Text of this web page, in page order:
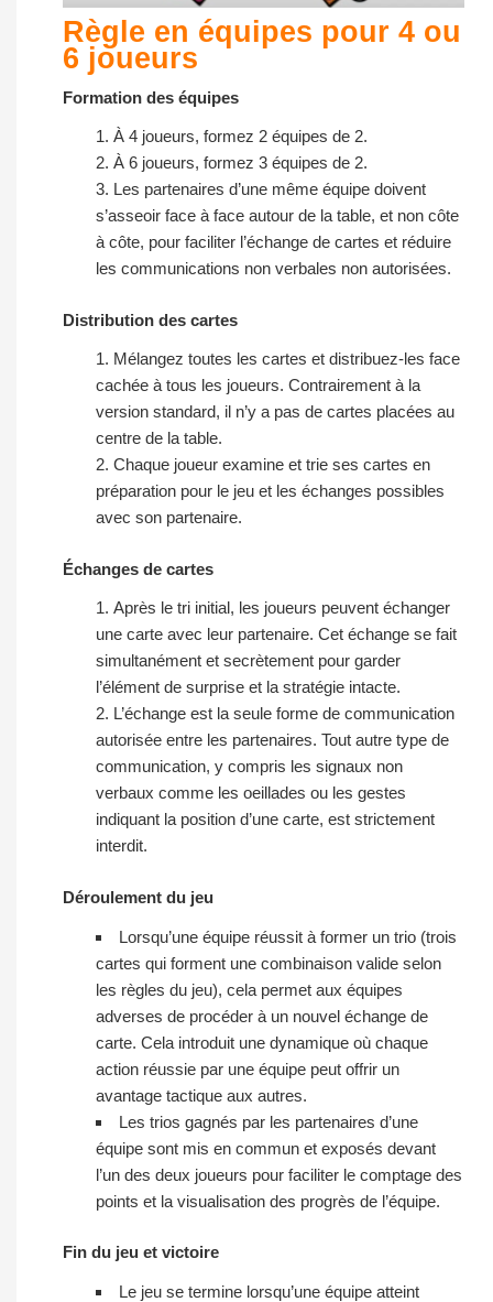
Règle en équipes pour 4 ou
6 joueurs
Formation des équipes
À 4 joueurs, formez 2 équipes de 2.
À 6 joueurs, formez 3 équipes de 2.
Les partenaires d’une même équipe doivent
s’asseoir face à face autour de la table, et non côte
à côte, pour faciliter l’échange de cartes et réduire
les communications non verbales non autorisées.
Distribution des cartes
Mélangez toutes les cartes et distribuez-les face
cachée à tous les joueurs. Contrairement à la
version standard, il n’y a pas de cartes placées au
centre de la table.
Chaque joueur examine et trie ses cartes en
préparation pour le jeu et les échanges possibles
avec son partenaire.
Échanges de cartes
Après le tri initial, les joueurs peuvent échanger
une carte avec leur partenaire. Cet échange se fait
simultanément et secrètement pour garder
l’élément de surprise et la stratégie intacte.
L’échange est la seule forme de communication
autorisée entre les partenaires. Tout autre type de
communication, y compris les signaux non
verbaux comme les oeillades ou les gestes
indiquant la position d’une carte, est strictement
interdit.
Déroulement du jeu
Lorsqu’une équipe réussit à former un trio (trois
cartes qui forment une combinaison valide selon
les règles du jeu), cela permet aux équipes
adverses de procéder à un nouvel échange de
carte. Cela introduit une dynamique où chaque
action réussie par une équipe peut offrir un
avantage tactique aux autres.
Les trios gagnés par les partenaires d’une
équipe sont mis en commun et exposés devant
l’un des deux joueurs pour faciliter le comptage des
points et la visualisation des progrès de l’équipe.
Fin du jeu et victoire
Le jeu se termine lorsqu’une équipe atteint